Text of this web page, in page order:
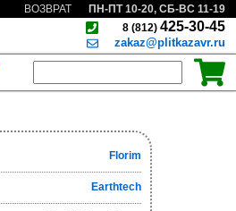
ВОЗВРАТ
ПН-ПТ 10-20, СБ-ВС 11-19
8 (812) 425-30-45
zakaz@plitkazavr.ru
Florim
Earthtech